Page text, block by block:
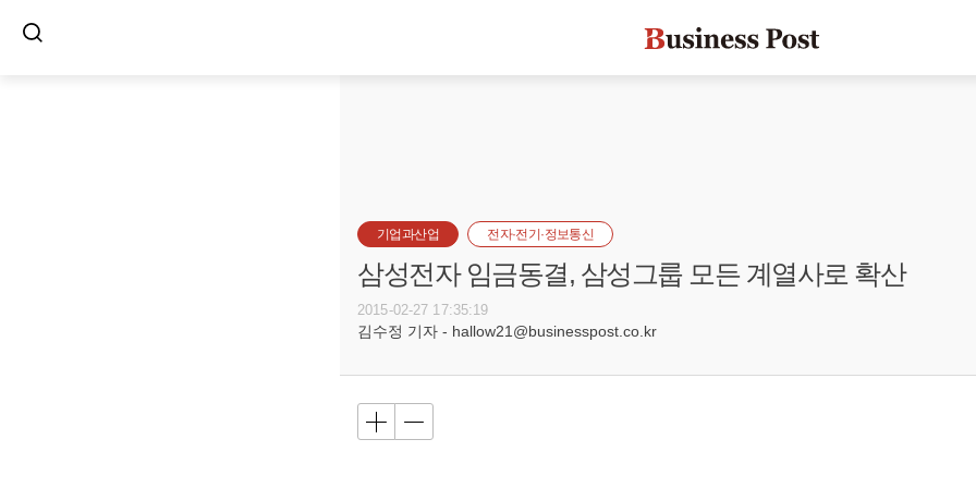
기업과산업 전자·전기·정보통신
삼성전자 임금동결, 삼성그룹 모든 계열사로 확산
2015-02-27 17:35:19
김수정 기자 - hallow21@businesspost.co.kr